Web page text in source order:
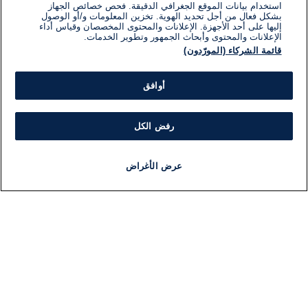
استخدام بيانات الموقع الجغرافي الدقيقة. فحص خصائص الجهاز
بشكل فعال من أجل تحديد الهوية. تخزين المعلومات و/أو الوصول
إليها على أحد الأجهزة. الإعلانات والمحتوى المخصصان وقياس أداء
الإعلانات والمحتوى وأبحاث الجمهور وتطوير الخدمات.
قائمة الشركاء (المورّدون)
أوافق
رفض الكل
عرض الأغراض